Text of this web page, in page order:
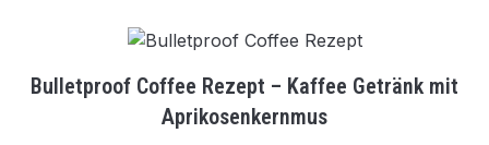
Bulletproof Coffee Rezept – Kaffee Getränk mit
Aprikosenkernmus